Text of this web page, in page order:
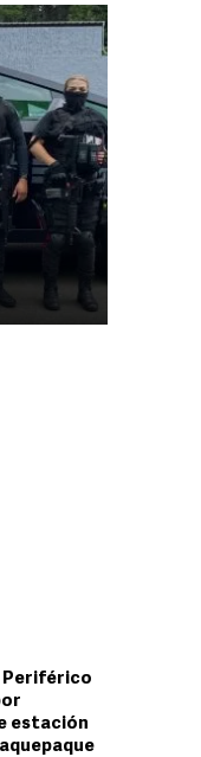
Periférico
estación